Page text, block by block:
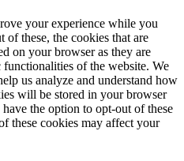
your experience while you
of these, the cookies that are
on your browser as they are
of the website. We
us analyze and understand how
will be stored in your browser
the option to opt-out of these
these cookies may affect your